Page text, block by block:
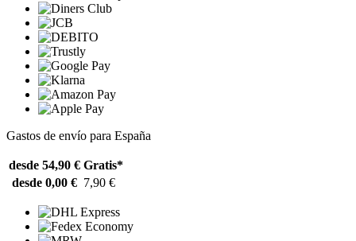
Gastos de envío para España
desde 54,90 € Gratis*
desde 0,00 € 7,90 €